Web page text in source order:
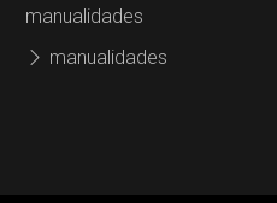
manualidades
manualidades